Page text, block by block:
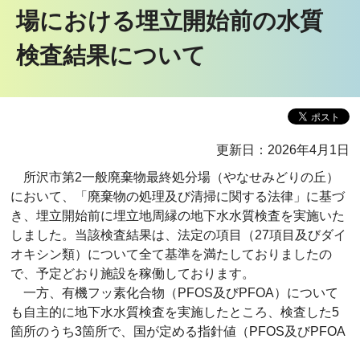
場における埋立開始前の水質
検査結果について
更新日：2026年4月1日
所沢市第2一般廃棄物最終処分場（やなせみどりの丘）
において、「廃棄物の処理及び清掃に関する法律」に基づ
き、埋立開始前に埋立地周縁の地下水水質検査を実施いた
しました。当該検査結果は、法定の項目（27項目及びダイ
オキシン類）について全て基準を満たしておりましたの
で、予定どおり施設を稼働しております。
一方、有機フッ素化合物（PFOS及びPFOA）について
も自主的に地下水水質検査を実施したところ、検査した5
箇所のうち3箇所で、国が定める指針値（PFOS及びPFOA